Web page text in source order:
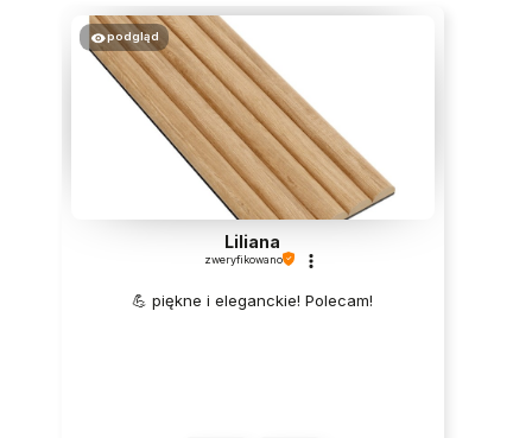
podgląd
Liliana
zweryfikowano
💪 piękne i eleganckie! Polecam!